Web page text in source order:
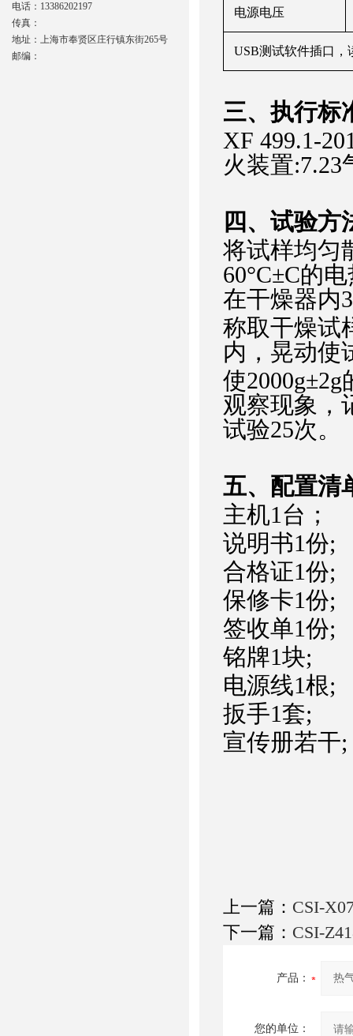
电源电压
USB测试软件插口，
‌三、执行标
XF 499.1-
火装置
四、 试验方
将试样均匀
60°C±C的
在干燥器内
称取干燥试
内，晃动使
使
观察现象，
试验25次。
五、配置清
主机1台；
说明书1份;
合格证1份;
保修卡1份;
签收单1份;
铭牌1块;
电源线1根;
扳手1套;
宣传册若干;
上一篇： CSI-
下一篇： CSI-
产品：
您的单位：
电话：13386202197
传真：
地址：上海市奉贤区庄行镇东街265号
邮编：